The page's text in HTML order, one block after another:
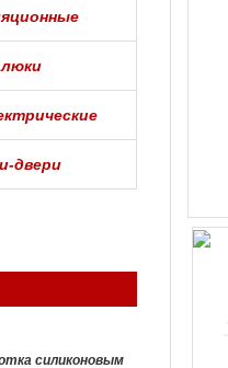
люки
двери
силиконовым